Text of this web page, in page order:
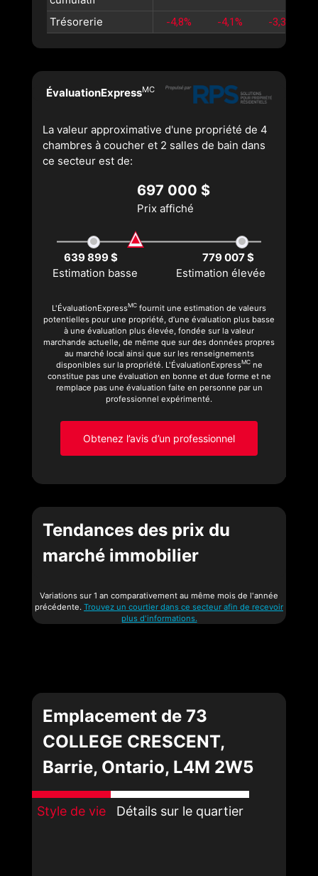
Trésorerie
-4,8% -4,1% -3,3%
ÉvaluationExpressMC
La valeur approximative d'une propriété de 4
chambres à coucher et 2 salles de bain dans
ce secteur est de:
697 000 $
Prix affiché
639 899 $
779 007 $
Estimation basse
Estimation élevée
L'ÉvaluationExpressMC fournit une estimation de valeurs
potentielles pour une propriété, d’une évaluation plus basse
à une évaluation plus élevée, fondée sur la valeur
marchande actuelle, de même que sur des données propres
au marché local ainsi que sur les renseignements
disponibles sur la propriété. L'ÉvaluationExpressMCne
constitue pas une évaluation en bonne et due forme et ne
remplace pas une évaluation faite en personne par un
professionnel expérimenté.
Obtenez l’avis d’un professionnel
Tendances des prix du
marché immobilier
Variations sur 1 an comparativement au même mois de l'année
précédente. Trouvez un courtier dans ce secteur afin de recevoir
plus d'informations.
Emplacement de 73
COLLEGE CRESCENT,
Barrie, Ontario, L4M 2W5
Style de vie Détails sur le quartier